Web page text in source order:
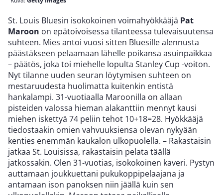
St. Louis Bluesin isokokoinen voimahyökkääjä Pat
Maroon on epätoivoisessa tilanteessa tulevaisuutensa
suhteen. Mies antoi vuosi sitten Bluesille alennusta
päästäkseen pelaamaan lähelle poikansa asuinpaikkaa
– päätös, joka toi miehelle lopulta Stanley Cup -voiton.
Nyt tilanne uuden seuran löytymisen suhteen on
mestaruudesta huolimatta kuitenkin entistä
hankalampi. 31-vuotiaalla Maroonilla on allaan
pisteiden valossa hieman alakanttiin mennyt kausi
miehen iskettyä 74 peliin tehot 10+18=28. Hyökkääjä
tiedostaakin omien vahvuuksiensa olevan nykyään
kenties enemmän kaukalon ulkopuolella. – Rakastaisin
jatkaa St. Louisissa, rakastaisin pelata täällä
jatkossakin. Olen 31-vuotias, isokokoinen kaveri. Pystyn
auttamaan joukkuettani pukukoppipelaajana ja
antamaan ison panoksen niin jäällä kuin sen